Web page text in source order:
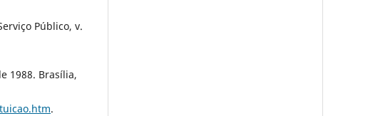
Público, v.
1988. Brasília,
.